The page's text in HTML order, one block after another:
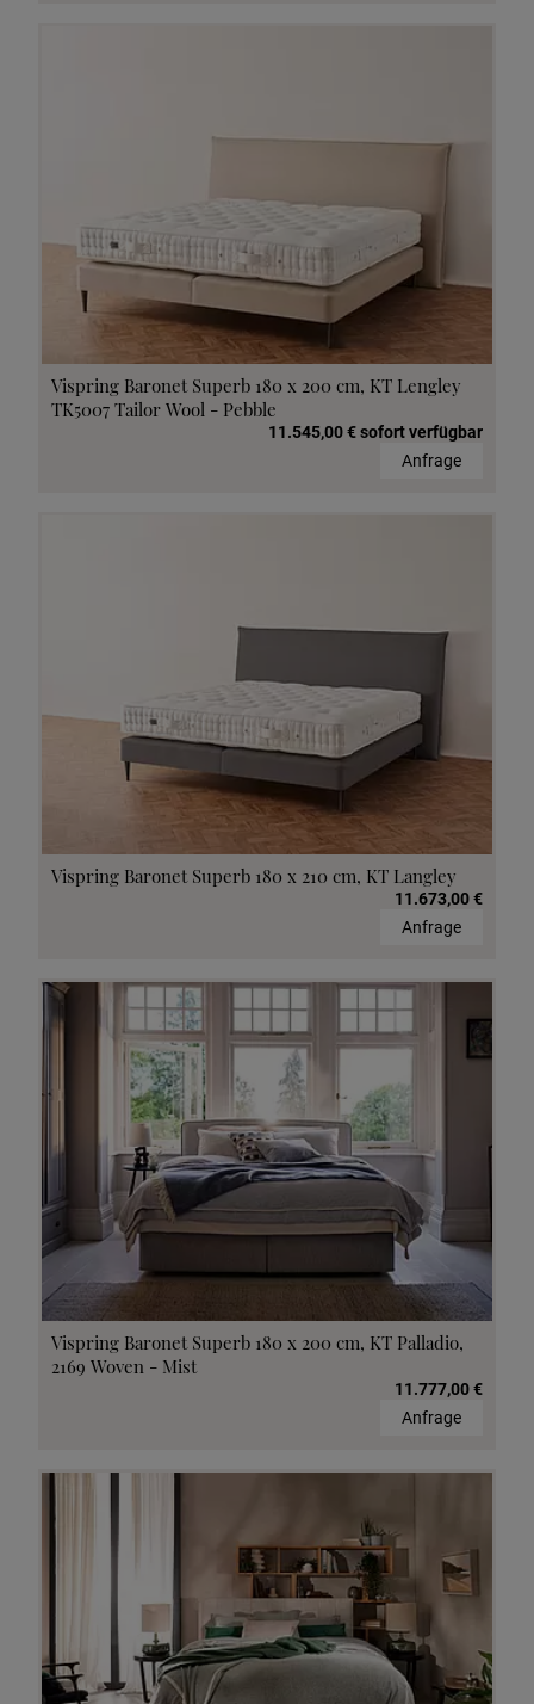
Vispring Baronet Superb 180 x 200 cm, KT Lengley
TK5007 Tailor Wool - Pebble
11.545,00 € sofort verfügbar
Anfrage
Vispring Baronet Superb 180 x 210 cm, KT Langley
11.673,00 €
Anfrage
Vispring Baronet Superb 180 x 200 cm, KT Palladio,
2169 Woven - Mist
11.777,00 €
Anfrage